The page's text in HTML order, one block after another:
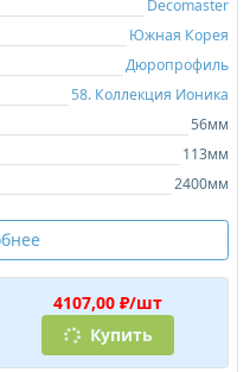
Decomaster
Южная Корея
Дюропрофиль
58. Коллекция Ионика
56мм
113мм
2400мм
4107,00 ₽/шт
Купить